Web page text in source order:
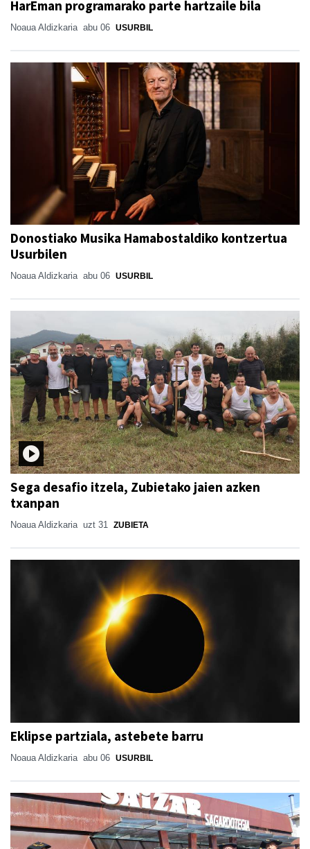
HarEman programarako parte hartzaile bila
Noaua Aldizkaria abu 06 USURBIL
Donostiako Musika Hamabostaldiko kontzertua
Usurbilen
Noaua Aldizkaria abu 06 USURBIL
Sega desafio itzela, Zubietako jaien azken
txanpan
Noaua Aldizkaria uzt 31 ZUBIETA
Eklipse partziala, astebete barru
Noaua Aldizkaria abu 06 USURBIL